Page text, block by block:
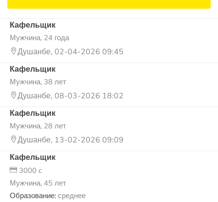
Кафельщик
Мужчина, 24 года
Душанбе, 02-04-2026 09:45
Кафельщик
Мужчина, 38 лет
Душанбе, 08-03-2026 18:02
Кафельщик
Мужчина, 28 лет
Душанбе, 13-02-2026 09:09
Кафельщик
3000 c
Мужчина, 45 лет
Образование: среднее